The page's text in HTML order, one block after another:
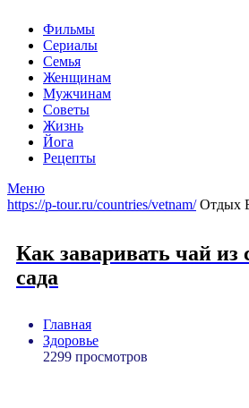
Фильмы
Сериалы
Семья
Женщинам
Мужчинам
Советы
Жизнь
Йога
Рецепты
Меню
https://p-tour.ru/countries/vetnam/Отдых
Как заваривать чай из
сада
Главная
Здоровье
2299 просмотров